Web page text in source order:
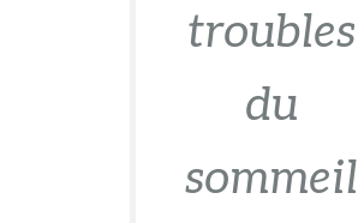
troubles
du
sommeil